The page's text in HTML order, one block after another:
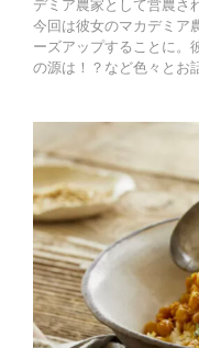
デミア農家として営農さ
今回は彼女のマカデミア
ーズアップすることに。
の源は！？など色々とお